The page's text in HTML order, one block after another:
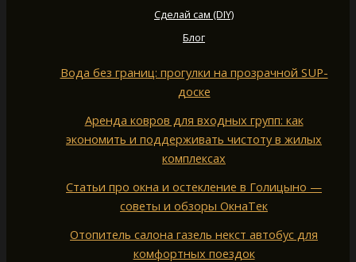
Сделай сам (DIY)
Блог
Вода без границ: прогулки на прозрачной SUP-
доске
Аренда ковров для входных групп: как
экономить и поддерживать чистоту в жилых
комплексах
Статьи про окна и остекление в Голицыно —
советы и обзоры ОкнаТек
Отопитель салона газель некст автобус для
комфортных поездок